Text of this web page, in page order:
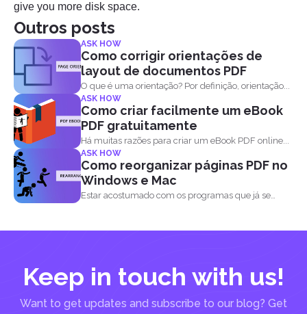
give you more disk space.
Outros posts
ASK HOW
Como corrigir orientações de
layout de documentos PDF
O que é uma orientação? Por definição, orientação...
ASK HOW
Como criar facilmente um eBook
PDF gratuitamente
Há muitas razões para criar um eBook PDF online...
ASK HOW
Como reorganizar páginas PDF no
Windows e Mac
Estar acostumado com os programas que já se
Keep in touch with us!
Want to get updates and subscribe to our blog? Get